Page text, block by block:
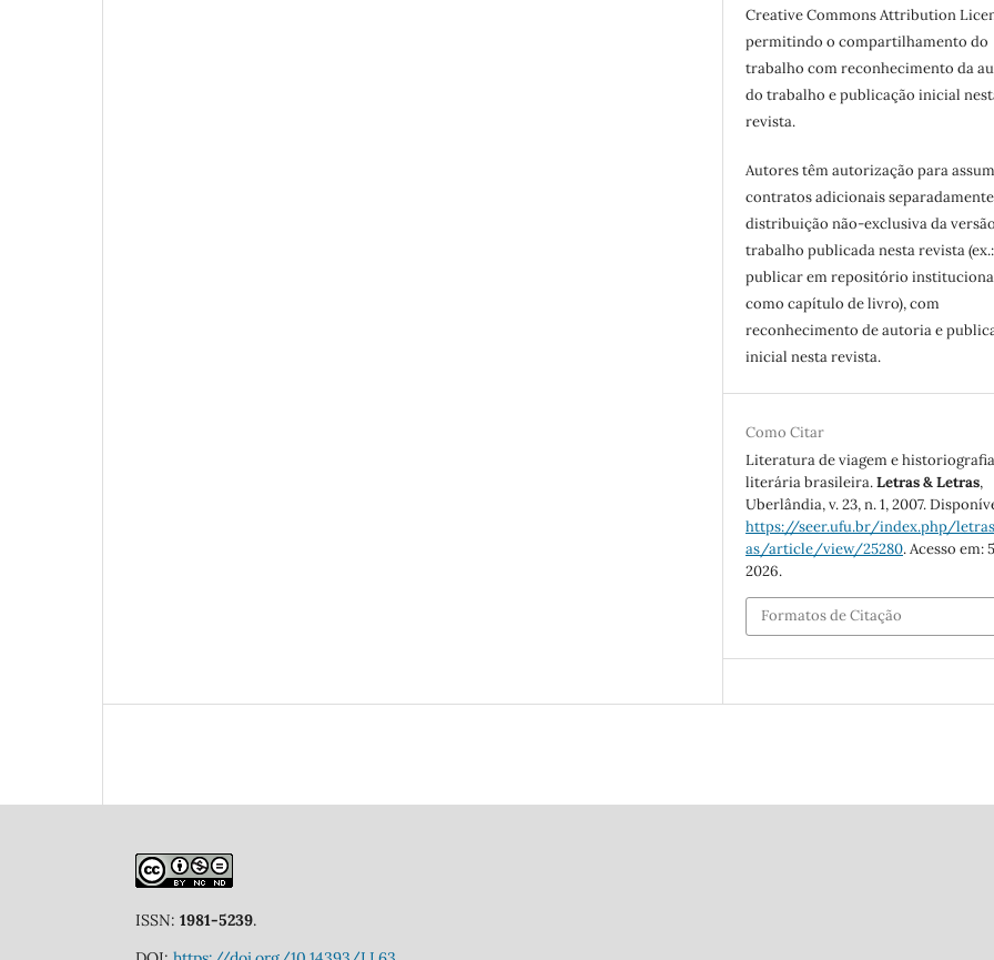
Creative Commons Attribution
permitindo o compartilhamento do
trabalho com reconhecimento da
do trabalho e publicação inicial
revista.
Autores têm autorização para
contratos adicionais
distribuição não-exclusiva da
trabalho publicada nesta revista (ex.:
publicar em repositório
como capítulo de livro), com
reconhecimento de autoria e
inicial nesta revista.
Como Citar
Literatura de viagem e historiografia
literária brasileira.Letras & Letras,
Uberlândia, v. 23, n. 1, 2007.
https://seer.ufu.br/index.php/
as/article/view/25280. Acesso em:
2026.
Formatos de Citação
ISSN: 1981-5239.